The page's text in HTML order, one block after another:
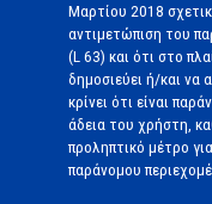
Μαρτίου 2018
αντιμετώπιση του
(L 63) και ότι στο
δημοσιεύει ή/και να
κρίνει ότι είναι
άδεια του χρήστη,
προληπτικό μέτρο
παράνομου